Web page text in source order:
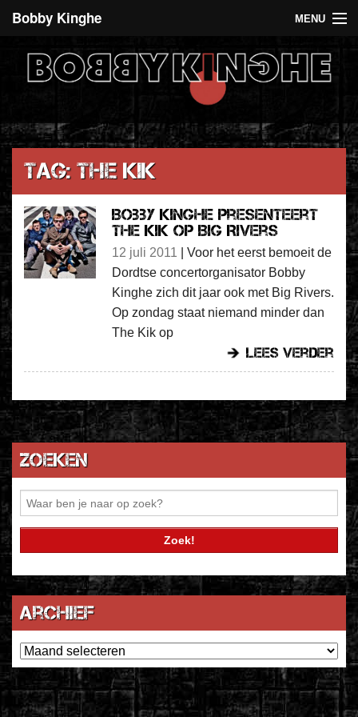
Bobby Kinghe MENU
Recent
De 5 euro club
Over Bobby Kinghe
Tag: The Kik
Bobby Kinghe presenteert
The Kik op Big Rivers
12 juli 2011
Voor het eerst bemoeit de
Dordtse concertorganisator Bobby
Kinghe zich dit jaar ook met Big Rivers.
Op zondag staat niemand minder dan
The Kik op
lees verder
Zoeken
Archief
Archief